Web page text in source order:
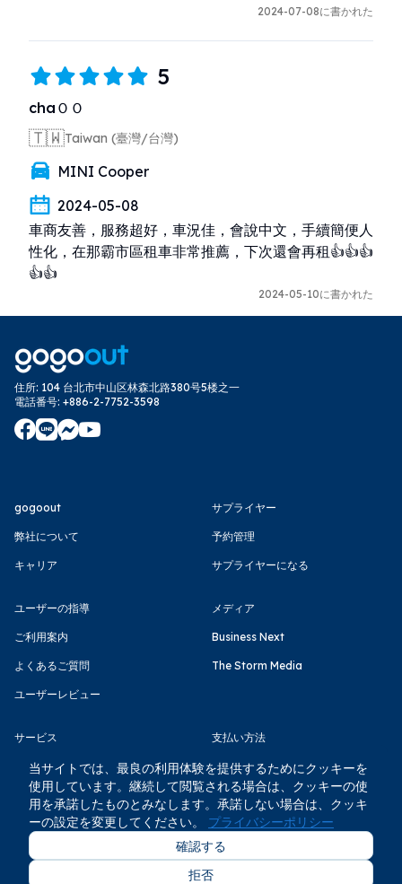
2024-07-08に書かれた
5
chaＯＯ
🇹🇼Taiwan (臺灣/台灣)
MINI Cooper
2024-05-08
車商友善，服務超好，車況佳，會說中文，手續簡便人
性化，在那霸市區租車非常推薦，下次還會再租👍👍👍
👍👍
2024-05-10に書かれた
住所: 104 台北市中山区林森北路380号5楼之一
電話番号: +886-2-7752-3598
gogoout
弊社について
キャリア
サプライヤー
予約管理
サプライヤーになる
ユーザーの指導
ご利用案内
よくあるご質問
ユーザーレビュー
メディア
Business Next
The Storm Media
サービス
利用規約
プライバシーポリシー
支払い方法
COPYRIGHT © GOGOOUT CO., LTD 2026 All rights reserved.
当サイトでは、最良の利用体験を提供するためにクッキーを
使用しています。継続して閲覧される場合は、クッキーの使
用を承諾したものとみなします。承諾しない場合は、クッキ
ーの設定を変更してください。 プライバシーポリシー
確認する
拒否